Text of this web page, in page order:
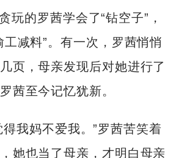
玩的罗茜学会了“钻空子”，
工减料”。有一次，罗茜悄悄
页，母亲发现后对她进行了
茜至今记忆犹新。
得我妈不爱我。”罗茜苦笑着
她也当了母亲，才明白母亲